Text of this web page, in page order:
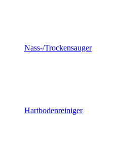
Nass-/Trockensauger
Hartbodenreiniger